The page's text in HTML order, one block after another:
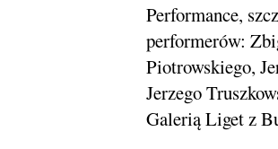
Performance,
performerów:
Piotrowskiego,
Jerzego
Galerią Liget z